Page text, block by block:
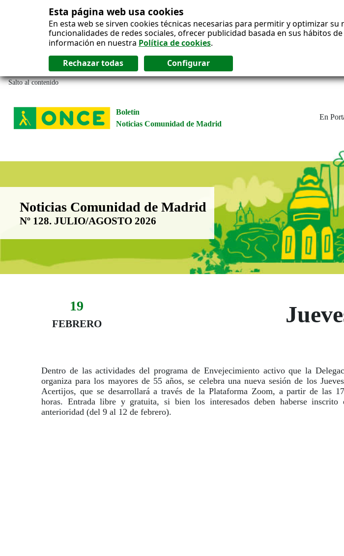
Esta página web usa cookies
En esta web se sirven cookies técnicas necesarias para permitir y optimizar
funcionalidades de redes sociales, ofrecer publicidad basada en sus hábitos
información en nuestra Política de cookies.
Salto al contenido
Boletín
Noticias Comunidad de Madrid
En
Boletín Noticias Comunidad de Madrid
Noticias Comunidad de Madrid
Nº 128. JULIO/AGOSTO 2026
Fecha del evento
19
FEBRERO
19 febrero
Dentro de las actividades del programa de Envejecimiento activo que la
organiza para los mayores de 55 años, se celebra una nueva sesión de los
Acertijos, que se desarrollará a través de la Plataforma Zoom, a partir de las
horas. Entrada libre y gratuita, si bien los interesados deben haberse inscrito
anterioridad (del 9 al 12 de febrero).